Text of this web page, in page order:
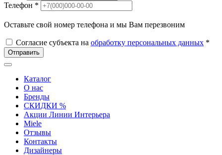
Телефон *
Оставьте свой номер телефона и мы Вам перезвоним
Согласие субъекта на обработку персональных данных *
Отправить
Каталог
О нас
Бренды
СКИДКИ %
Акции Линии Интерьера
Miele
Отзывы
Контакты
Дизайнеры